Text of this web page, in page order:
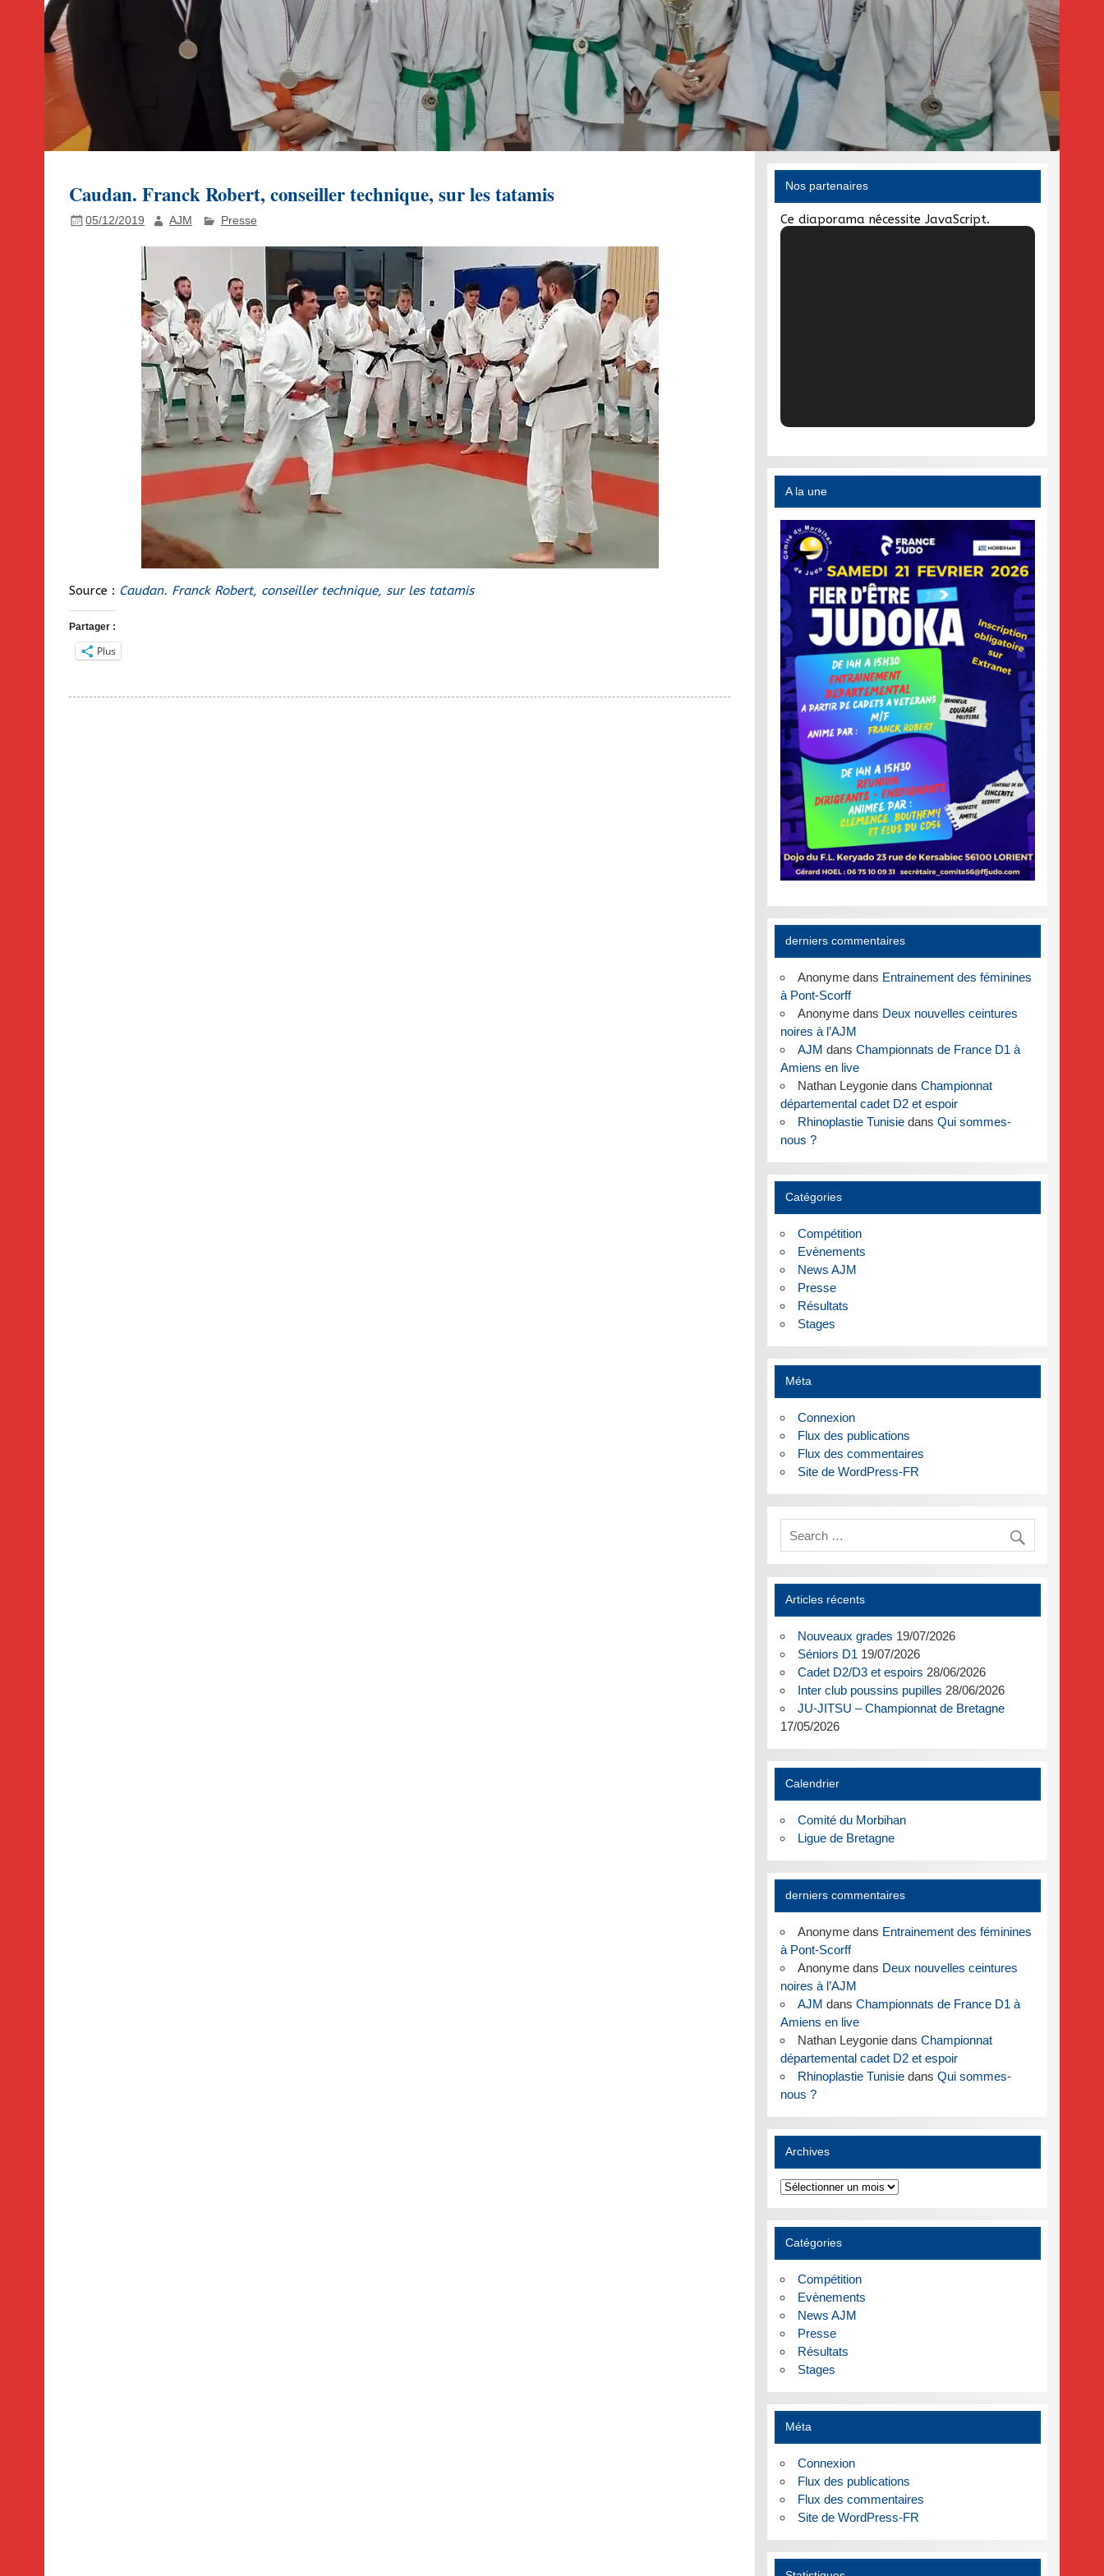
Caudan. Franck Robert, conseiller technique, sur les tatamis
05/12/2019 AJM Presse
Source : Caudan. Franck Robert, conseiller technique, sur les tatamis
Partager :
Plus
Nos partenaires
Ce diaporama nécessite JavaScript.
A la une
derniers commentaires
Anonymedans Entrainement des féminines
à Pont-Scorff
Anonymedans Deux nouvelles ceintures
noires à l’AJM
AJM dans Championnats de France D1 à
Amiens en live
Nathan Leygoniedans Championnat
départemental cadet D2 et espoir
Rhinoplastie Tunisiedans Qui sommes-
nous ?
Catégories
Compétition
Evènements
News AJM
Presse
Résultats
Stages
Méta
Connexion
Flux des publications
Flux des commentaires
Site de WordPress-FR
Articles récents
Nouveaux grades 19/07/2026
Séniors D1 19/07/2026
Cadet D2/D3 et espoirs 28/06/2026
Inter club poussins pupilles 28/06/2026
JU-JITSU – Championnat de Bretagne
17/05/2026
Calendrier
Comité du Morbihan
Ligue de Bretagne
derniers commentaires
Anonymedans Entrainement des féminines
à Pont-Scorff
Anonymedans Deux nouvelles ceintures
noires à l’AJM
AJM dans Championnats de France D1 à
Amiens en live
Nathan Leygoniedans Championnat
départemental cadet D2 et espoir
Rhinoplastie Tunisiedans Qui sommes-
nous ?
Archives
Archives
Catégories
Compétition
Evènements
News AJM
Presse
Résultats
Stages
Méta
Connexion
Flux des publications
Flux des commentaires
Site de WordPress-FR